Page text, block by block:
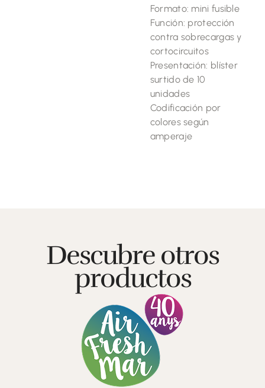
Formato: mini fusible
Función: protección
contra sobrecargas y
cortocircuitos
Presentación: blíster
surtido de 10
unidades
Codificación por
colores según
amperaje
Descubre otros
productos